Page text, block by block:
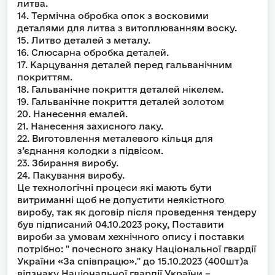
литва.
14. Термічна обробка опок з восковими
деталями для литва з витоплюванням воску.
15. Литво деталей з металу.
16. Слюсарна обробка деталей.
17. Карцування деталей перед гальванічним
покриттям.
18. Гальванічне покриття деталей нікелем.
19. Гальванічне покриття деталей золотом
20. Нанесення емалей.
21. Нанесення захисного лаку.
22. Виготовлення металевого кільця для
з’єднання колодки з підвісом.
23. Збирання виробу.
24. Пакування виробу.
Це технологічні процеси які мають бути
витриманні щоб не допустити неякістного
виробу, так як договір після проведення тендеру
був підписаний 04.10.2023 року, Поставити
вироби за умовам хехнічного опису і поставки
потрібно: " почесного знаку Національної гвардії
України «За співпрацю»." до 15.10.2023 (400шт)а